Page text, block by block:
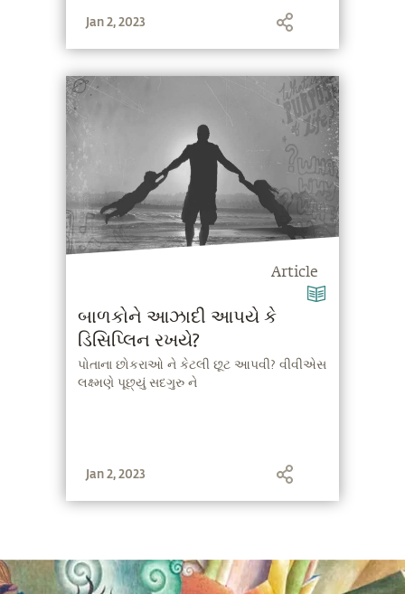
Jan 2, 2023
Article
બાળકોને આઝાદી આપયે કે
ડિસિપ્લિન રખયે?
પોતાના છોકરાઓ ને કેટલી છૂટ આપવી? વીવીએસ
લક્ષ્મણે પૂછ્યું સદગુરુ ને
Jan 2, 2023